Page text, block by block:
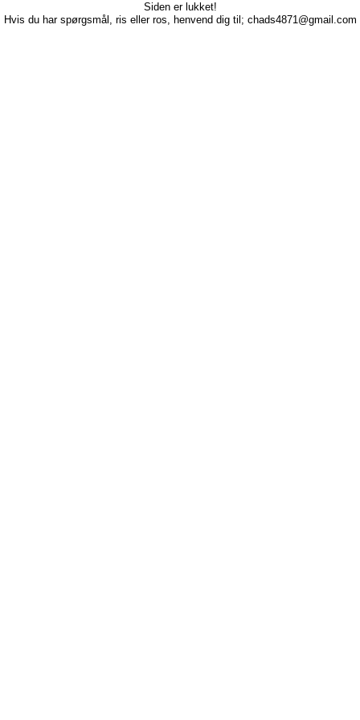
Siden er lukket!
Hvis du har spørgsmål, ris eller ros, henvend dig til; chads4871@gmail.com